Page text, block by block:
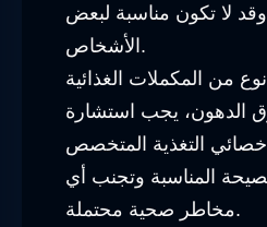
وقد لا تكون مناسبة لبعض
الأشخاص.
من المكملات الغذائية
الدهون، يجب استشارة
التغذية المتخصص
المناسبة وتجنب أي
مخاطر صحية محتملة.